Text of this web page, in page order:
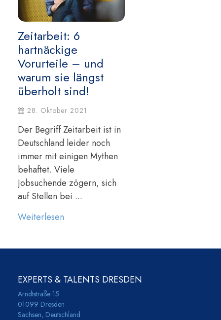
Zeitarbeit: 6
hartnäckige
Vorurteile – und
warum sie längst
überholt sind!
28. Oktober 2021
Der Begriff Zeitarbeit ist in
Deutschland leider noch
immer mit einigen Mythen
behaftet. Viele
Jobsuchende zögern, sich
auf Stellen bei ...
Weiterlesen
EXPERTS & TALENTS DRESDEN
Arndtstraße 15
01099 Dresden
Sachsen, Deutschland